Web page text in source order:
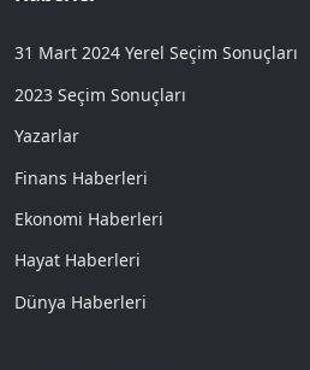
31 Mart 2024 Yerel Seçim Sonuçları
2023 Seçim Sonuçları
Yazarlar
Finans Haberleri
Ekonomi Haberleri
Hayat Haberleri
Dünya Haberleri